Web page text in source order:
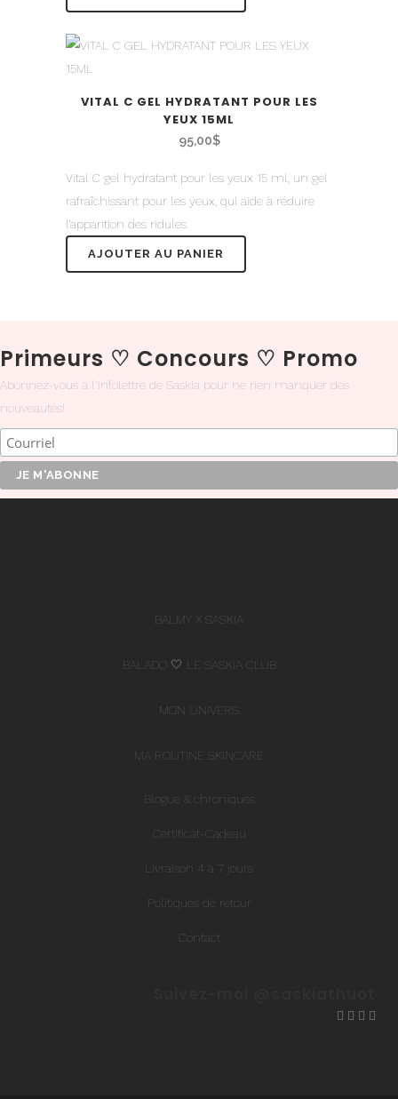
VITAL C GEL HYDRATANT POUR LES
YEUX 15ML
95,00$
Vital C gel hydratant pour les yeux 15 ml, un gel
rafraîchissant pour les yeux, qui aide à réduire
l’apparition des ridules.
AJOUTER AU PANIER
Primeurs ♡ Concours ♡ Promo
Abonnez-vous à l'infolettre de Saskia pour ne rien manquer des
nouveautés!
BALMY X SASKIA
BALADO 🤍 LE SASKIA CLUB
MON UNIVERS
MA ROUTINE SKINCARE
Blogue & chroniques
Certificat-Cadeau
Livraison 4 à 7 jours
Politiques de retour
Contact